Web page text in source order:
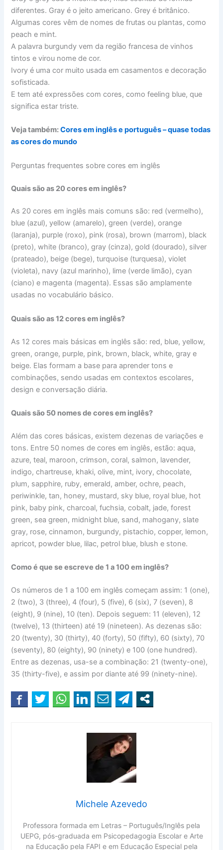
diferentes. Gray é o jeito americano. Grey é britânico.
Algumas cores vêm de nomes de frutas ou plantas, como
peach e mint.
A palavra burgundy vem da região francesa de vinhos
tintos e virou nome de cor.
Ivory é uma cor muito usada em casamentos e decoração
sofisticada.
E tem até expressões com cores, como feeling blue, que
significa estar triste.
Veja também:Cores em inglês e português – quase todas
as cores do mundo
Perguntas frequentes sobre cores em inglês
Quais são as 20 cores em inglês?
As 20 cores em inglês mais comuns são: red (vermelho),
blue (azul), yellow (amarelo), green (verde), orange
(laranja), purple (roxo), pink (rosa), brown (marrom), black
(preto), white (branco), gray (cinza), gold (dourado), silver
(prateado), beige (bege), turquoise (turquesa), violet
(violeta), navy (azul marinho), lime (verde limão), cyan
(ciano) e magenta (magenta). Essas são amplamente
usadas no vocabulário básico.
Quais são as 12 cores em inglês?
As 12 cores mais básicas em inglês são: red, blue, yellow,
green, orange, purple, pink, brown, black, white, gray e
beige. Elas formam a base para aprender tons e
combinações, sendo usadas em contextos escolares,
design e conversação diária.
Quais são 50 nomes de cores em inglês?
Além das cores básicas, existem dezenas de variações e
tons. Entre 50 nomes de cores em inglês, estão: aqua,
azure, teal, maroon, crimson, coral, salmon, lavender,
indigo, chartreuse, khaki, olive, mint, ivory, chocolate,
plum, sapphire, ruby, emerald, amber, ochre, peach,
periwinkle, tan, honey, mustard, sky blue, royal blue, hot
pink, baby pink, charcoal, fuchsia, cobalt, jade, forest
green, sea green, midnight blue, sand, mahogany, slate
gray, rose, cinnamon, burgundy, pistachio, copper, lemon,
apricot, powder blue, lilac, petrol blue, blush e stone.
Como é que se escreve de 1 a 100 em inglês?
Os números de 1 a 100 em inglês começam assim: 1 (one),
2 (two), 3 (three), 4 (four), 5 (five), 6 (six), 7 (seven), 8
(eight), 9 (nine), 10 (ten). Depois seguem: 11 (eleven), 12
(twelve), 13 (thirteen) até 19 (nineteen). As dezenas são:
20 (twenty), 30 (thirty), 40 (forty), 50 (fifty), 60 (sixty), 70
(seventy), 80 (eighty), 90 (ninety) e 100 (one hundred).
Entre as dezenas, usa-se a combinação: 21 (twenty-one),
35 (thirty-five), e assim por diante até 99 (ninety-nine).
Michele Azevedo
Professora formada em Letras – Português/Inglês pela
UEPG, pós-graduada em Psicopedagogia Escolar e Arte
na Educação pela FAPI e em Educação Especial pela